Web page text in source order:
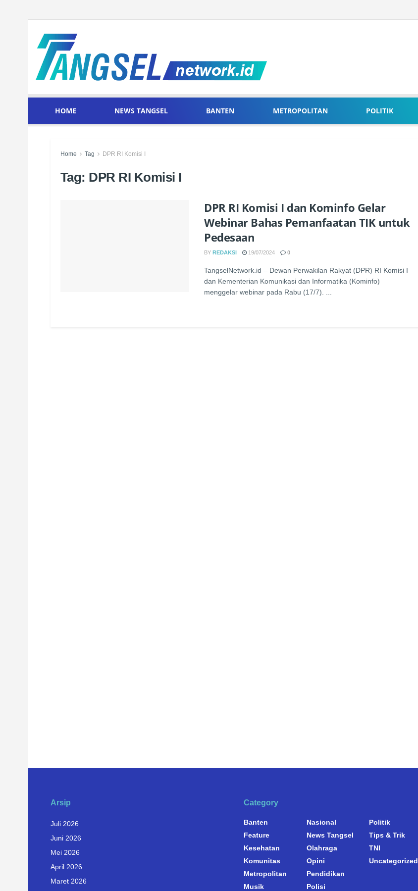
HOME NEWS TANGSEL BANTEN METROPOLITAN POLITIK
Home Tag DPR RI Komisi I
Tag: DPR RI Komisi I
DPR RI Komisi I dan Kominfo Gelar
Webinar Bahas Pemanfaatan TIK untuk
Pedesaan
BY REDAKSI 19/07/2024 0
TangselNetwork.id – Dewan Perwakilan Rakyat (DPR) RI Komisi I
dan Kementerian Komunikasi dan Informatika (Kominfo)
menggelar webinar pada Rabu (17/7). ...
Arsip
Juli 2026
Juni 2026
Mei 2026
April 2026
Maret 2026
Category
Banten
Feature
Kesehatan
Komunitas
Metropolitan
Musik
Nasional
News Tangsel
Olahraga
Opini
Pendidikan
Polisi
Politik
Tips & Trik
TNI
Uncategorized